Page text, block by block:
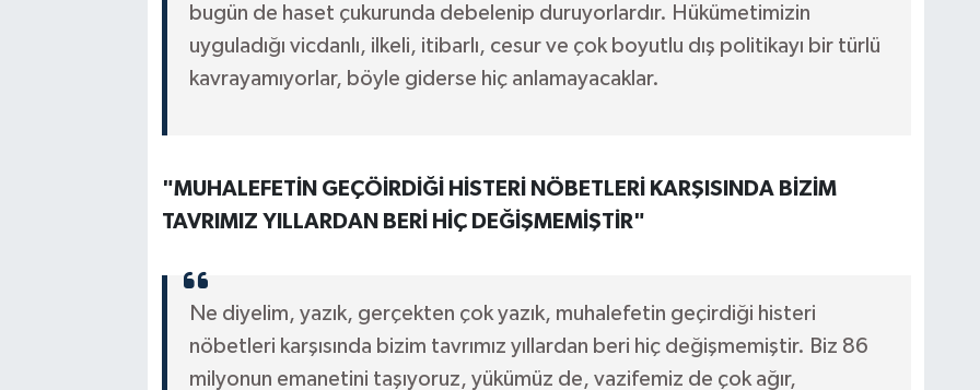
bugün de haset çukurunda debelenip duruyorlardır. Hükümetimizin
uyguladığı vicdanlı, ilkeli, itibarlı, cesur ve çok boyutlu dış politikayı bir türlü
kavrayamıyorlar, böyle giderse hiç anlamayacaklar.
"MUHALEFETİN GEÇÖİRDİĞİ HİSTERİ NÖBETLERİ KARŞISINDA BİZİM
TAVRIMIZ YILLARDAN BERİ HİÇ DEĞİŞMEMİŞTİR"
Ne diyelim, yazık, gerçekten çok yazık, muhalefetin geçirdiği histeri
nöbetleri karşısında bizim tavrımız yıllardan beri hiç değişmemiştir. Biz 86
milyonun emanetini taşıyoruz, yükümüz de, vazifemiz de çok ağır,